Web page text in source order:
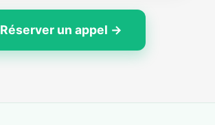
Réserver un appel →